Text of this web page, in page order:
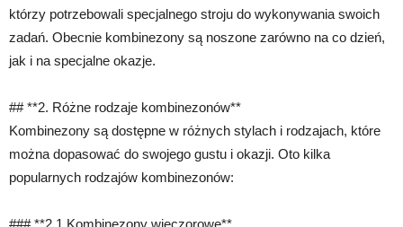
którzy potrzebowali specjalnego stroju do wykonywania swoich
zadań. Obecnie kombinezony są noszone zarówno na co dzień,
jak i na specjalne okazje.
## **2. Różne rodzaje kombinezonów**
Kombinezony są dostępne w różnych stylach i rodzajach, które
można dopasować do swojego gustu i okazji. Oto kilka
popularnych rodzajów kombinezonów: